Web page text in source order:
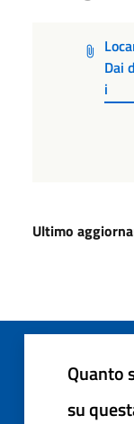
Dai
i
Ultimo
Quanto
su